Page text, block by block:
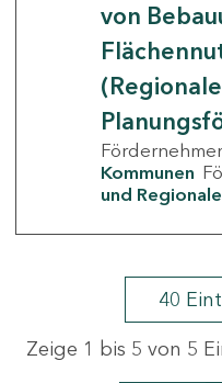
von
(Regionale
Kommunen
und
40
Zeige 1 bis 5 von 5